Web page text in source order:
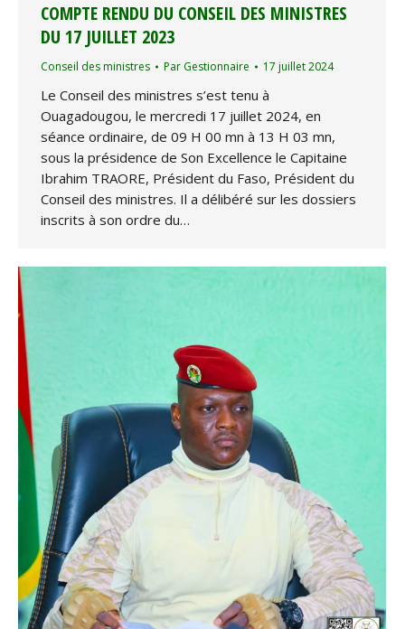
COMPTE RENDU DU CONSEIL DES MINISTRES
DU 17 JUILLET 2023
Conseil des ministres Par Gestionnaire 17 juillet 2024
Le Conseil des ministres s’est tenu à
Ouagadougou, le mercredi 17 juillet 2024, en
séance ordinaire, de 09 H 00 mn à 13 H 03 mn,
sous la présidence de Son Excellence le Capitaine
Ibrahim TRAORE, Président du Faso, Président du
Conseil des ministres. Il a délibéré sur les dossiers
inscrits à son ordre du…